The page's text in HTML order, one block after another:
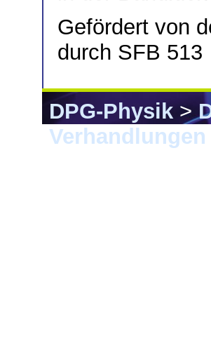
Gefördert von
durch SFB 513
DPG-Physik>
Verhandlungen